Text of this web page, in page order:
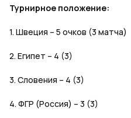
Турнирное положение:
1. Швеция – 5 очков (3 матча)
2. Египет – 4 (3)
3. Словения – 4 (3)
4. ФГР (Россия) – 3 (3)